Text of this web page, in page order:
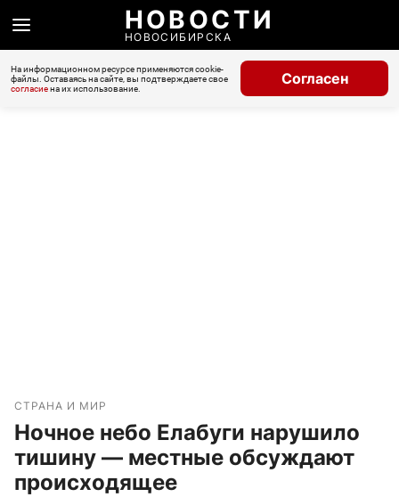
НОВОСТИ
НОВОСИБИРСКА
На информационном ресурсе применяются cookie-
файлы. Оставаясь на сайте, вы подтверждаете свое
согласиена их использование.
Согласен
СТРАНА И МИР
Ночное небо Елабуги нарушило
тишину — местные обсуждают
происходящее